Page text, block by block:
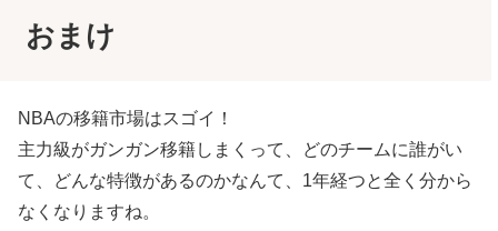
おまけ
NBAの移籍市場はスゴイ！
主力級がガンガン移籍しまくって、どのチームに誰がい
て、どんな特徴があるのかなんて、1年経つと全く分から
なくなりますね。